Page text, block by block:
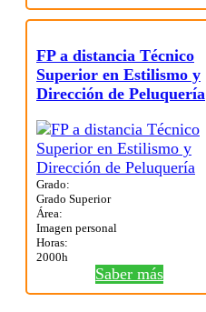
FP a distancia Técnico
Superior en Estilismo y
Dirección de Peluquería
Grado:
Grado Superior
Área:
Imagen personal
Horas:
2000h
Saber más